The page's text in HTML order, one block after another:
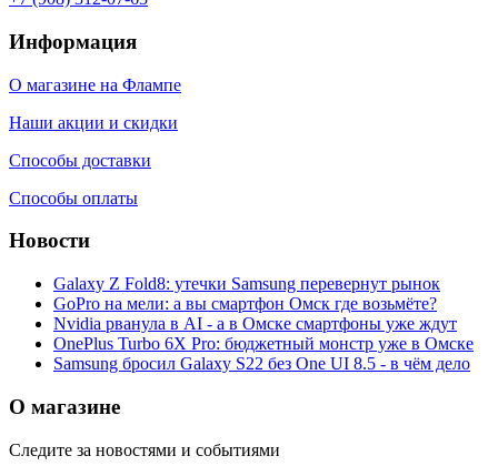
Информация
О магазине на Флампе
Наши акции и скидки
Способы доставки
Способы оплаты
Новости
Galaxy Z Fold8: утечки Samsung перевернут рынок
GoPro на мели: а вы смартфон Омск где возьмёте?
Nvidia рванула в AI - а в Омске смартфоны уже ждут
OnePlus Turbo 6X Pro: бюджетный монстр уже в Омске
Samsung бросил Galaxy S22 без One UI 8.5 - в чём дело
О магазине
Следите за новостями и событиями